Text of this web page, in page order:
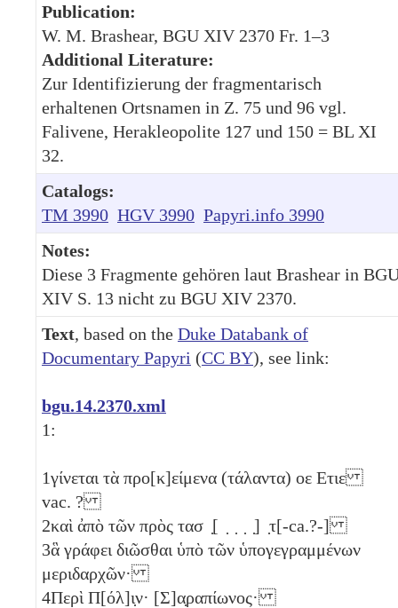
Publication:
W. M. Brashear, BGU XIV 2370 Fr. 1–3
Additional Literature:
Zur Identifizierung der fragmentarisch
erhaltenen Ortsnamen in Z. 75 und 96 vgl.
Falivene, Herakleopolite 127 und 150 = BL XI
32.
Catalogs:
TM 3990 HGV 3990 Papyri.info 3990
Notes:
Diese 3 Fragmente gehören laut Brashear in
XIV S. 13 nicht zu BGU XIV 2370.
Text, based on the Duke Databank of
Documentary Papyri (CC BY), see link:
bgu.14.2370.xml
1:
1γίνεται τὰ προ[κ]είμενα (τάλαντα) οε Ετιε
vac. ?
2καὶ ἀπὸ τῶν πρὸς τασ ̣[ ̣ ̣ ̣ ̣] ̣τ[-ca.?-]
3ἃ γράφει διῶσθαι ὑπὸ τῶν ὑπογεγραμμένων
μεριδαρχῶν·
4Περὶ Π[όλ]ι̣ν· [Σ]α̣ραπίωνος·